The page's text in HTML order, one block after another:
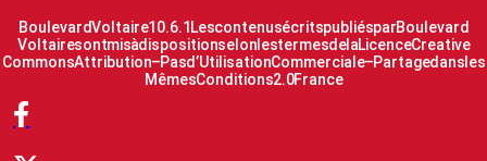
Boulevard Voltaire 10.6.1 Les contenus écrits publiés par Boulevard
Voltaire sont mis à disposition selon les termes de la Licence Creative
Commons Attribution – Pas d’Utilisation Commerciale – Partage dans les
Mêmes Conditions 2.0 France